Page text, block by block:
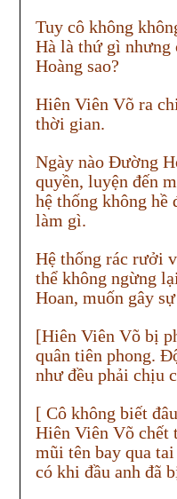
Tuy cô không
Hà là thứ gì nhưng
Hoàng sao?
Hiên Viên Võ ra
thời gian.
Ngày nào Đường
quyền, luyện đến
hệ thống không hề
làm gì.
Hệ thống rác rưởi
thể không ngừng
Hoan, muốn gây
[Hiên Viên Võ bị
quân tiên phong.
như đều phải chịu
[ Cô không biết
Hiên Viên Võ chết
mũi tên bay qua
có khi đầu anh đã